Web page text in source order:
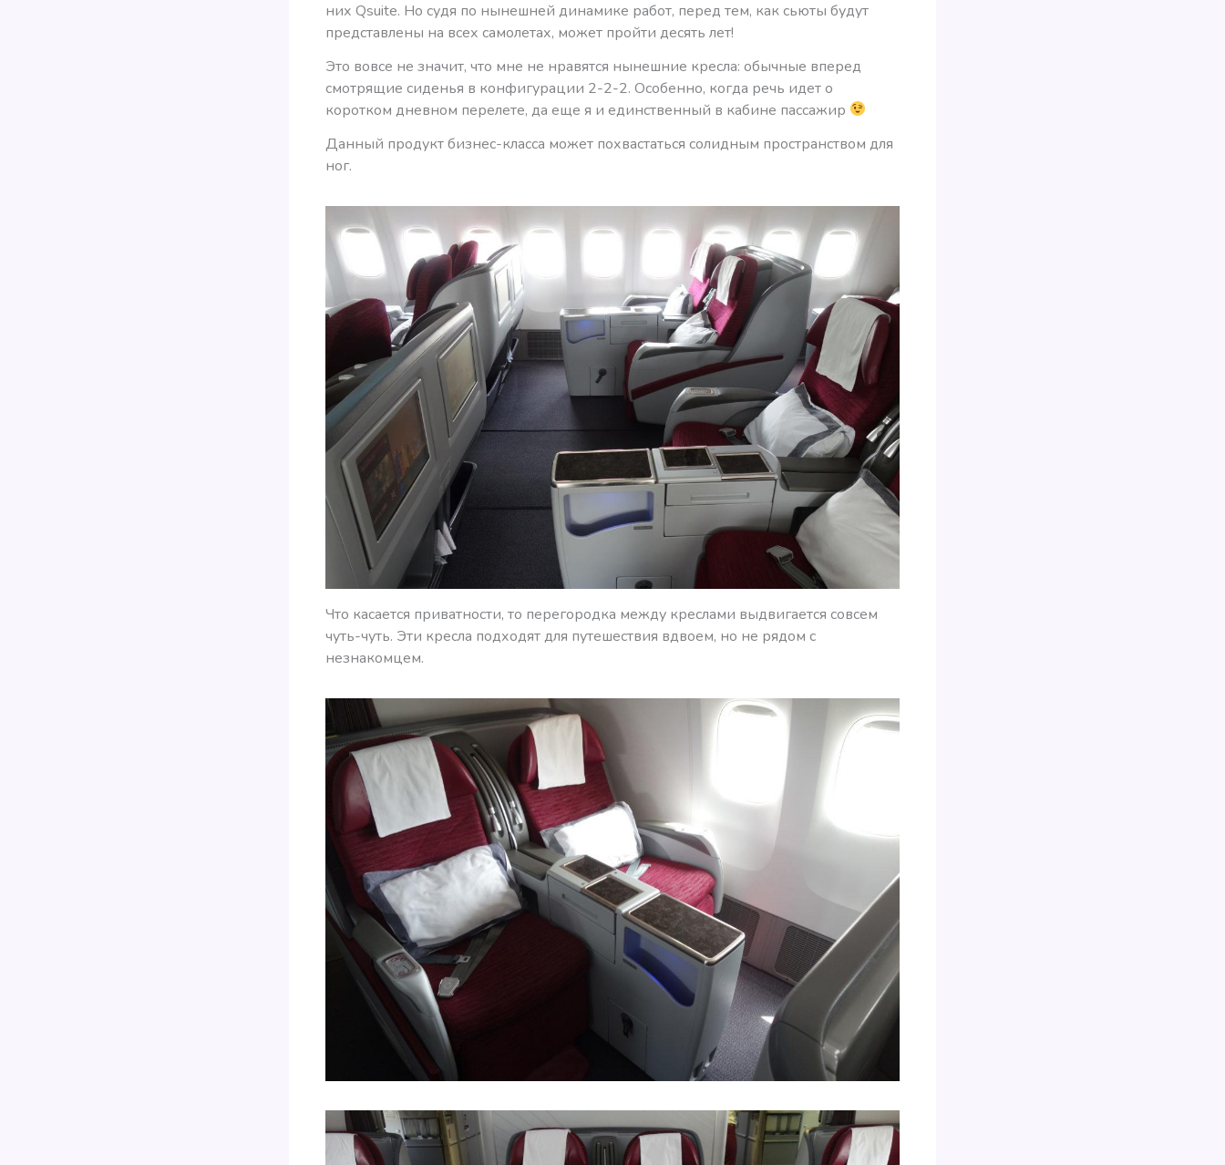
них Qsuite. Но судя по нынешней динамике работ, перед тем, как сьюты будут
представлены на всех самолетах, может пройти десять лет!
Это вовсе не значит, что мне не нравятся нынешние кресла: обычные вперед
смотрящие сиденья в конфигурации 2-2-2. Особенно, когда речь идет о
коротком дневном перелете, да еще я и единственный в кабине пассажир
Данный продукт бизнес-класса может похвастаться солидным пространством для
ног.
Что касается приватности, то перегородка между креслами выдвигается совсем
чуть-чуть. Эти кресла подходят для путешествия вдвоем, но не рядом с
незнакомцем.